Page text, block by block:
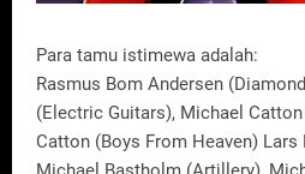
Para tamu istimewa adalah:
Rasmus Bom Andersen
(Electric Guitars), Michael
Catton (Boys From Heaven)